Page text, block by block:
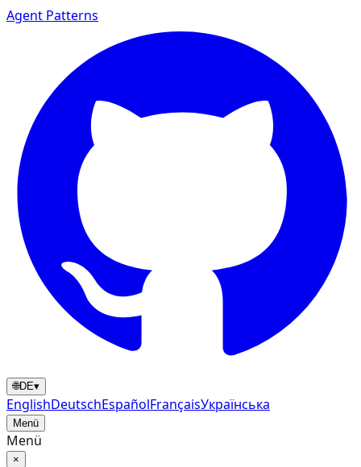
Agent Patterns
🌐DE▾
EnglishDeutschEspañolFrançaisУкраїнська
Menü
Menü
×